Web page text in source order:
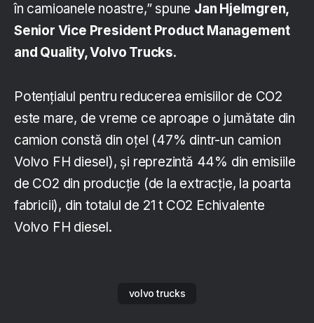
în camioanele noastre,” spune Jan Hjelmgren,
Senior Vice President Product Management
and Quality, Volvo Trucks.
Potențialul pentru reducerea emisiilor de CO2
este mare, de vreme ce aproape o jumătate din
camion constă din oțel (47% dintr-un camion
Volvo FH diesel), și reprezintă 44% din emisiile
de CO2 din producție (de la extracție, la poarta
fabricii), din totalul de 21 t CO2 Echivalente
Volvo FH diesel.
volvo trucks